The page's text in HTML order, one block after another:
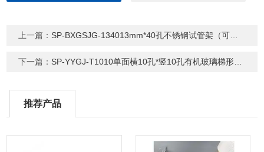
上一篇： SP-BXGSJG-134013mm*40孔不锈钢试管架（可定制）
下一篇： SP-YYGJ-T1010单面横10孔*竖10孔有机玻璃梯形移液管架
推荐产品